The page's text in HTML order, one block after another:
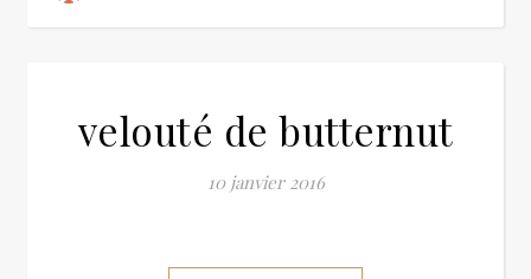
velouté de butternut
10 janvier 2016